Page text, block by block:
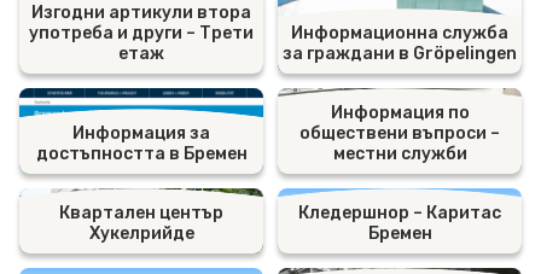
Изгодни артикули втора
употреба и други – Трети
етаж
Информационна служба
за граждани в Gröpelingen
Информация за
достъпността в Бремен
Информация по
обществени въпроси –
местни служби
Квартален център
Хукелрийде
Кледершнор – Каритас
Бремен